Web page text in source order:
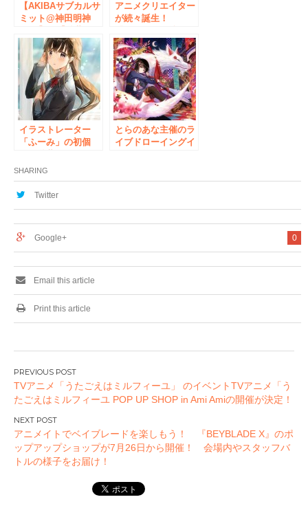
ズ販売中‼
【AKIBAサブカルサ
ミット@神田明神
ぎわい広場2023】を
開催！
アニメクリエイター
が続々誕生！
ミナーが7月1日 秋
葉原で開催
イラストレーター
「ふーみ」の初個
とらのあな主催のラ
イブドローイングイ
LIVE:4」が、2017
SHARING
Twitter
0
Google+
Email this article
Print this article
投
稿
ナ
ビ
ゲ
ー
TVアニメ「うたごえはミルフィーユ」 のイベントTVアニメ「う
たごえはミルフィーユ POP UP SHOP in Ami Amiの開催が決定！
アニメイトでベイブレードを楽しもう！ 『BEYBLADE X』のポ
ップアップショップが7月26日から開催！ 会場内やスタッフバ
トルの様子をお届け！